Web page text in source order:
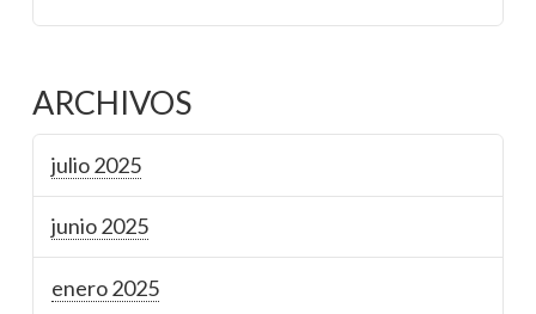
ARCHIVOS
julio 2025
junio 2025
enero 2025